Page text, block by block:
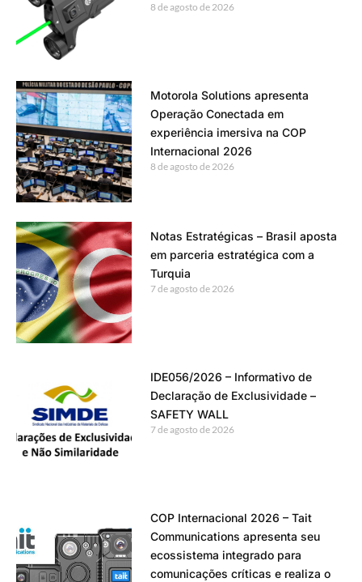
8 de agosto de 2026
Motorola Solutions apresenta
Operação Conectada em
experiência imersiva na COP
Internacional 2026
8 de agosto de 2026
Notas Estratégicas – Brasil aposta
em parceria estratégica com a
Turquia
7 de agosto de 2026
IDE056/2026 – Informativo de
Declaração de Exclusividade –
SAFETY WALL
7 de agosto de 2026
COP Internacional 2026 – Tait
Communications apresenta seu
ecossistema integrado para
comunicações críticas e realiza o